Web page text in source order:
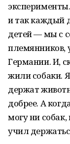
и так каждый
детей — мы с
племянников,
Германии. И,
жили собаки.
держат
добрее. А
могу ни
учил